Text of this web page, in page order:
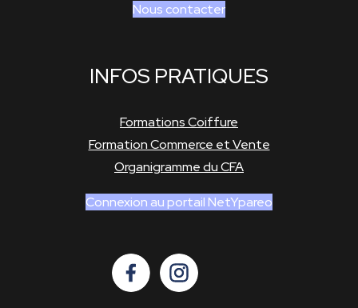
Nous contacter
INFOS PRATIQUES
Formations Coiffure
Formation Commerce et Vente
Organigramme du CFA
Connexion au portail NetYpareo